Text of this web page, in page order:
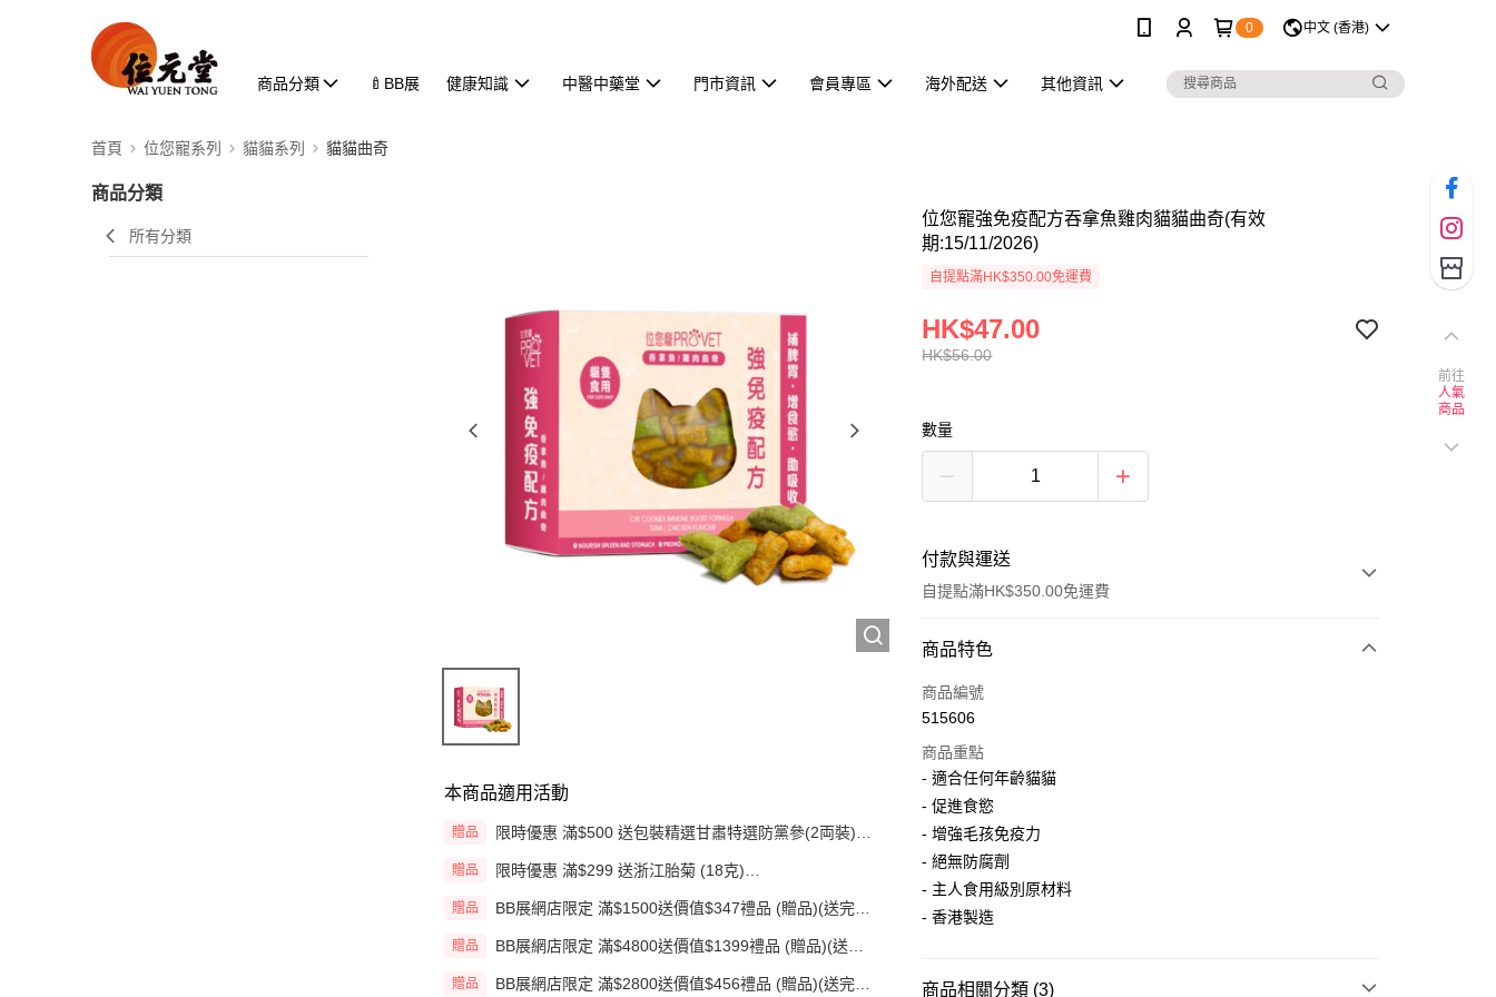
0 中文 (香港)
商品分類 🍼BB展 健康知識 中醫中藥堂 門市資訊 會員專區 海外配送 其他資訊
首頁 位您寵系列 貓貓系列 貓貓曲奇
商品分類
所有分類
本商品適用活動
贈品
限時優惠 滿$500 送包裝精選甘肅特選防黨參(2両裝)
贈品
限時優惠 滿$299 送浙江胎菊 (18克)
贈品
BB展網店限定 滿$1500送價值$347禮品 (贈品)(送完即
贈品
BB展網店限定 滿$4800送價值$1399禮品 (贈品)(送完
贈品
BB展網店限定 滿$2800送價值$456禮品 (贈品)(送完即
位您寵強免疫配方吞拿魚雞肉貓貓曲奇(有效
期:15/11/2026)
自提點滿HK$350.00免運費
HK$56.00
HK$47.00
數量
付款與運送
自提點滿HK$350.00免運費
付款方式
信用卡
PayMe
WeChat Pay
送貨方式
順豐自助櫃
商品特色
商品編號
515606
商品重點
- 適合任何年齡貓貓
- 促進食慾
- 增強毛孩免疫力
- 絕無防腐劑
- 主人食用級別原材料
- 香港製造
商品相關分類 (3)
前往
人氣
商品